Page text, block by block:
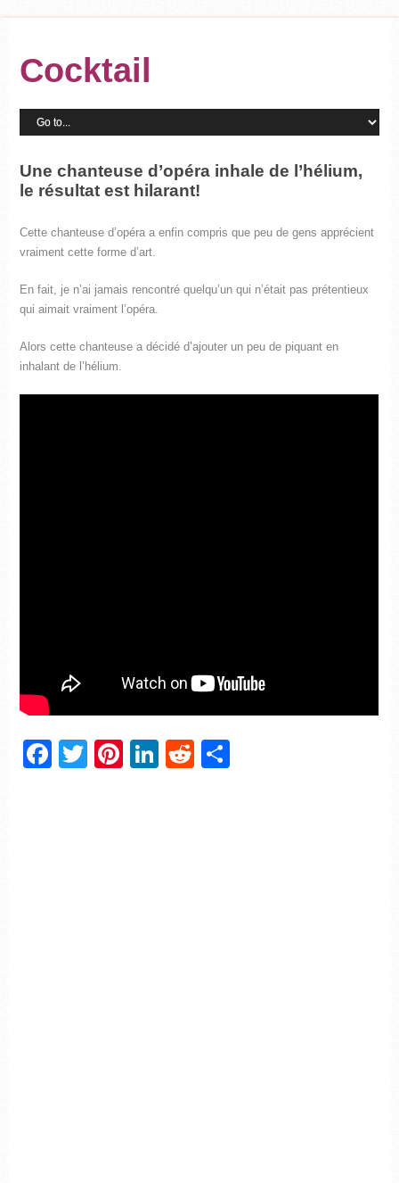
Cocktail
Une chanteuse d’opéra inhale de l’hélium,
le résultat est hilarant!
Cette chanteuse d’opéra a enfin compris que peu de gens apprécient
vraiment cette forme d’art.
En fait, je n’ai jamais rencontré quelqu’un qui n’était pas prétentieux
qui aimait vraiment l’opéra.
Alors cette chanteuse a décidé d’ajouter un peu de piquant en
inhalant de l’hélium.
Facebook
TwitterPinterest
LinkedIn
Reddit